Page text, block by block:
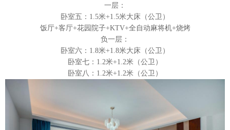
一层：
卧室五：1.5米+1.5米大床（公卫）
饭厅+客厅+花园院子+KTV+全自动麻将机+烧烤
负一层：
卧室六：1.8米+1.8米大床（公卫）
卧室七：1.2米+1.2米（公卫）
卧室八：1.2米+1.2米（公卫）